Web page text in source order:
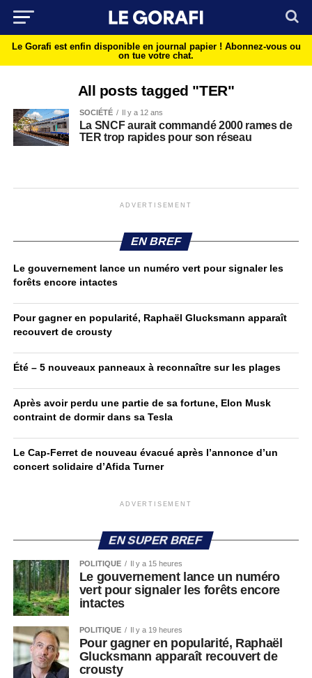
Le Gorafi est enfin disponible en journal papier ! Abonnez-vous ou
on tue votre chat.
All posts tagged "TER"
SOCIÉTÉ Il y a 12 ans
La SNCF aurait commandé 2000 rames de
TER trop rapides pour son réseau
ADVERTISEMENT
EN BREF
Le gouvernement lance un numéro vert pour signaler les
forêts encore intactes
Pour gagner en popularité, Raphaël Glucksmann apparaît
recouvert de crousty
Été – 5 nouveaux panneaux à reconnaître sur les plages
Après avoir perdu une partie de sa fortune, Elon Musk
contraint de dormir dans sa Tesla
Le Cap-Ferret de nouveau évacué après l’annonce d’un
concert solidaire d’Afida Turner
ADVERTISEMENT
EN SUPER BREF
POLITIQUE Il y a 15 heures
Le gouvernement lance un numéro
vert pour signaler les forêts encore
intactes
POLITIQUE Il y a 19 heures
Pour gagner en popularité, Raphaël
Glucksmann apparaît recouvert de
crousty